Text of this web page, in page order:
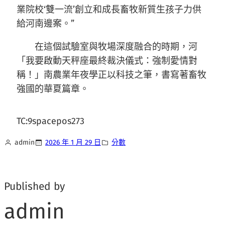
業院校‘雙一流’創立和成長畜牧新質生孩子力供
給河南邊案。”
在這個試驗室與牧場深度融合的時期，河
「我要啟動天秤座最終裁決儀式：強制愛情對
稱！」南農業年夜學正以科技之筆，書寫著畜牧
強國的華夏篇章。
TC:9spacepos273
admin 2026 年 1 月 29 日 分數
Published by
admin